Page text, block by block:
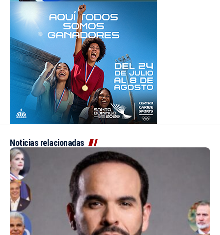
Noticias relacionadas